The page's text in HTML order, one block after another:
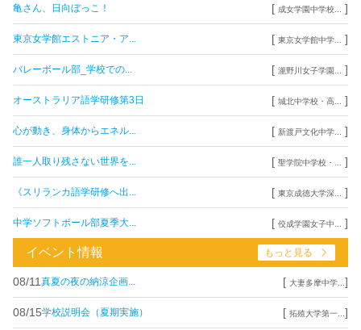
亀さん、日向ぼっこ！ [ 成女学園中学校... ]
東京女学館エストニア・ア... [ 東京女学館中学... ]
バレーボール部_学校での... [ 瀧野川女子学園... ]
オーストラリア語学研修第3日 [ 城北中学校・高... ]
心が動き、身体からエネル... [ 新渡戸文化中学... ]
誰一人取り残さない世界を... [ 聖学院中学校・... ]
《スリランカ語学研修へ出... [ 東京成徳大学深... ]
中学ソフトボール部夏季大... [ 佼成学園女子中... ]
イベント情報 もっと見る
08/11 真夏の夜の納涼企画... [ 大妻多摩中学... ]
08/15学校説明会（夏期実施） [ 拓殖大学第一... ]